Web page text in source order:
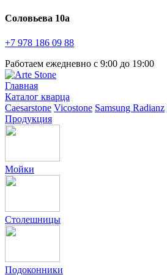
Соловьева 10а
+7 978 186 09 88
Работаем ежедневно с 9:00 до 19:00
Главная
Каталог кварца
Caesarstone Vicostone Samsung Radianz
Продукция
Мойки
Столешницы
Подоконники